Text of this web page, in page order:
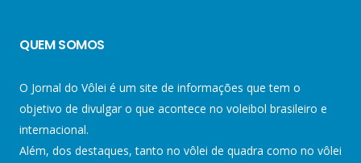
QUEM SOMOS
O Jornal do Vôlei é um site de informações que tem o
objetivo de divulgar o que acontece no voleibol brasileiro e
internacional.
Além, dos destaques, tanto no vôlei de quadra como no vôlei